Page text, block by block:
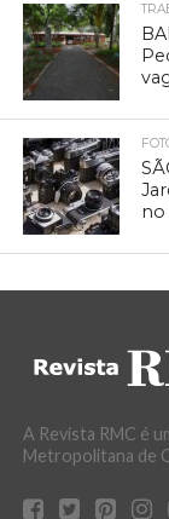
no
A Revista RMC é
Metropolitana de